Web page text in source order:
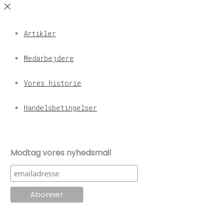
Artikler
Medarbejdere
Vores historie
Handelsbetingelser
Modtag vores nyhedsmail